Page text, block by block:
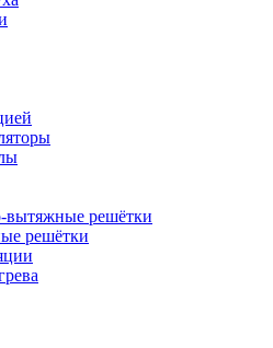
вытяжные решётки
решётки